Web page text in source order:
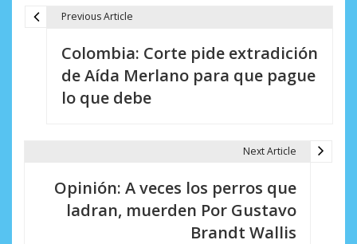
Previous Article
Colombia: Corte pide extradición
de Aída Merlano para que pague
lo que debe
Next Article
Opinión: A veces los perros que
ladran, muerden Por Gustavo
Brandt Wallis